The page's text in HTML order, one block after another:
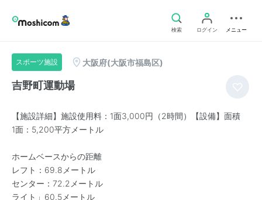
検索 ログイン メニュー
スポーツ施設 大阪府(大阪市福島区)
吉野町運動場
【施設詳細】施設使用料：1面3,000円（2時間）【設備】面積
1面：5,200平方メートル
ホームベースからの距離
レフト：69.8メートル
センター：72.2メートル
ライト」60.5メートル